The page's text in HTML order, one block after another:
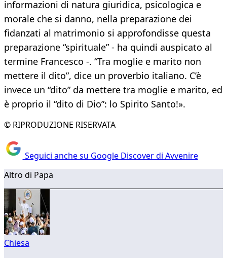
informazioni di natura giuridica, psicologica e
morale che si danno, nella preparazione dei
fidanzati al matrimonio si approfondisse questa
preparazione “spirituale” - ha quindi auspicato al
termine Francesco -. “Tra moglie e marito non
mettere il dito”, dice un proverbio italiano. C’è
invece un “dito” da mettere tra moglie e marito, ed
è proprio il “dito di Dio”: lo Spirito Santo!».
© RIPRODUZIONE RISERVATA
Seguici anche su Google Discover di Avvenire
Altro di Papa
Chiesa